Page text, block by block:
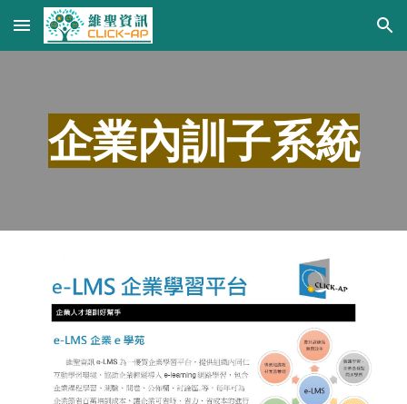
Skip to main content Skip to navigation
企業內訓子系統